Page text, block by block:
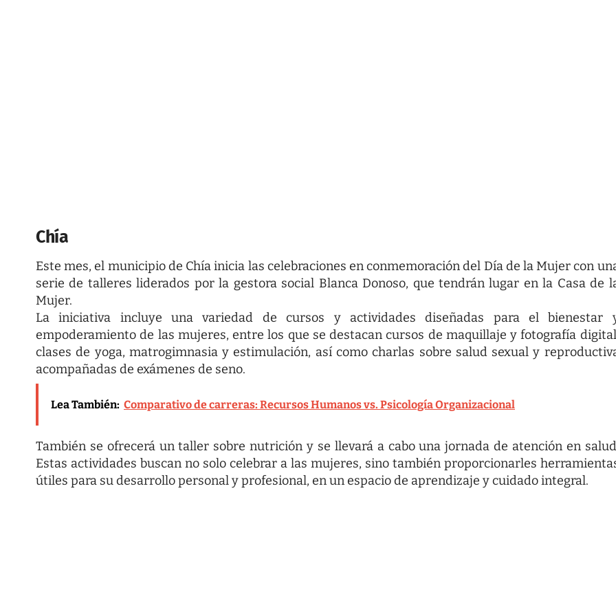
Chía
Este mes, el municipio de Chía inicia las celebraciones en conmemoración del Día de la Mujer con
serie de talleres liderados por la gestora social Blanca Donoso, que tendrán lugar en la Casa de
Mujer.
La iniciativa incluye una variedad de cursos y actividades diseñadas para el bienestar
empoderamiento de las mujeres, entre los que se destacan cursos de maquillaje y fotografía
clases de yoga, matrogimnasia y estimulación, así como charlas sobre salud sexual y
acompañadas de exámenes de seno.
Lea También: Comparativo de carreras: Recursos Humanos vs. Psicología Organizacional
También se ofrecerá un taller sobre nutrición y se llevará a cabo una jornada de atención en
Estas actividades buscan no solo celebrar a las mujeres, sino también proporcionarles
útiles para su desarrollo personal y profesional, en un espacio de aprendizaje y cuidado integral.